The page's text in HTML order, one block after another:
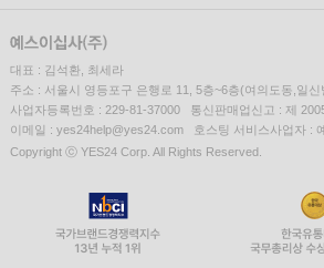
대표 : 김석환, 최세라
주소 : 서울시 영등포구 은행로 11, 5층~6층(여의도동,일신
사업자등록번호 : 229-81-37000 통신판매업신고 : 제
이메일 : yes24help@yes24.com 호스팅 서비스사업자 :
Copyright ⓒ YES24 Corp. All Rights Reserved.